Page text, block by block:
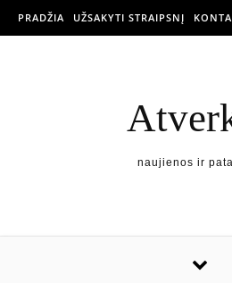
PRADŽIA UŽSAKYTI STRAIPSNĮ
naujienos ir